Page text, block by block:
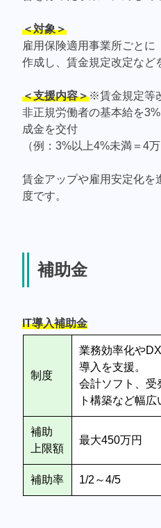
＜対象＞
雇用保険適用事業所ごとに
作成し、賃金規定改定など
＜支援内容＞※賃金規定等
非正規労働者の基本給を
成金を交付
（例：3%以上4%未満＝4
賃金アップや雇用安定化を
度です。
補助金
IT導入補助金
制度
業務効率化や
導入を支援。
会計ソフト、受
ト構築など幅広
補助
上限額
最大450万円
補助率 1/2～4/5